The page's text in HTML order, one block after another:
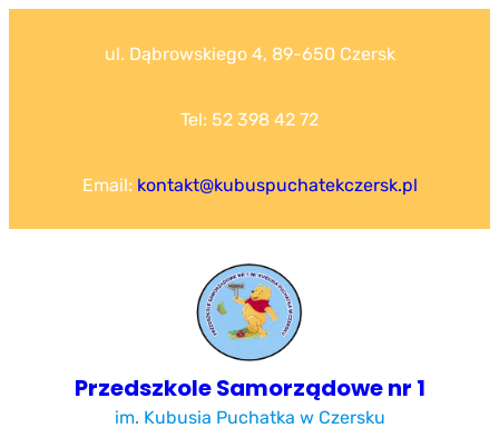
ul. Dąbrowskiego 4, 89-650 Czersk
Tel: 52 398 42 72
Email: kontakt@kubuspuchatekczersk.pl
Przedszkole Samorządowe nr 1
im. Kubusia Puchatka w Czersku